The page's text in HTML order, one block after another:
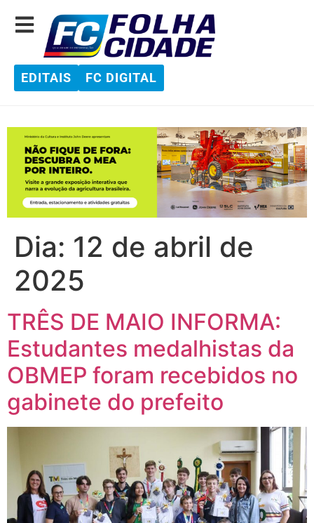
EDITAIS FC DIGITAL
Dia: 12 de abril de
2025
TRÊS DE MAIO INFORMA:
Estudantes medalhistas da
OBMEP foram recebidos no
gabinete do prefeito